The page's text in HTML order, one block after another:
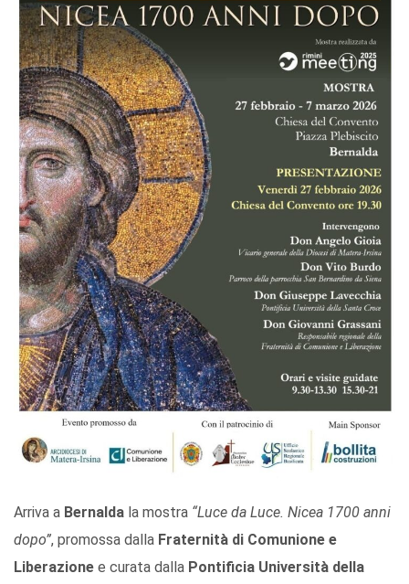
Arriva a Bernalda la mostra “Luce da Luce. Nicea 1700 anni
dopo”, promossa dalla Fraternità di Comunione e
Liberazione e curata dalla Pontificia Università della